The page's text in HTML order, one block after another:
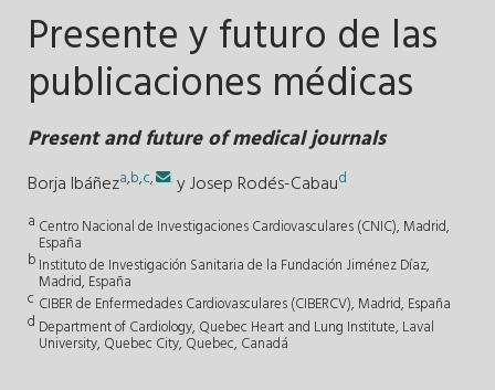
Presente y futuro de las
publicaciones médicas
Present and future of medical journals
Borja Ibáñeza,b,c, .yJosep Rodés-Cabaud
a Centro Nacional de Investigaciones Cardiovasculares (CNIC), Madrid,
España
bInstituto de Investigación Sanitaria de la Fundación Jiménez Díaz,
Madrid, España
c CIBER de Enfermedades Cardiovasculares (CIBERCV), Madrid, España
d Department of Cardiology, Quebec Heart and Lung Institute, Laval
University, Quebec City, Quebec, Canadá